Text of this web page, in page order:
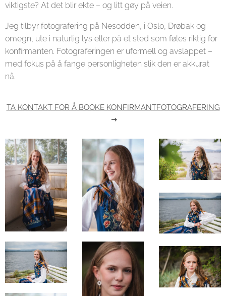
viktigste? At det blir ekte – og litt gøy på veien.
Jeg tilbyr fotografering på Nesodden, i Oslo, Drøbak og
omegn, ute i naturlig lys eller på et sted som føles riktig for
konfirmanten. Fotograferingen er uformell og avslappet –
med fokus på å fange personligheten slik den er akkurat
nå.
TA KONTAKT FOR Å BOOKE KONFIRMANTFOTOGRAFERING